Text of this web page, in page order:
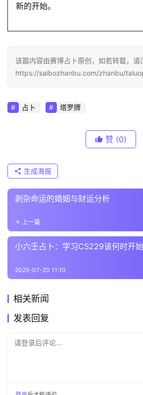
新的开始。
该篇内容由赛博占卜原创，如若转载，请
https://saibozhanbu.com/zhanbu/
占卜 塔罗牌
赞 (0)
生成海报
剥杂命运的婚姻与财运分析
上一篇
小六壬占卜：学习CS229该何时开始
2025-07-20 11:10
相关新闻
发表回复
请登录后评论...